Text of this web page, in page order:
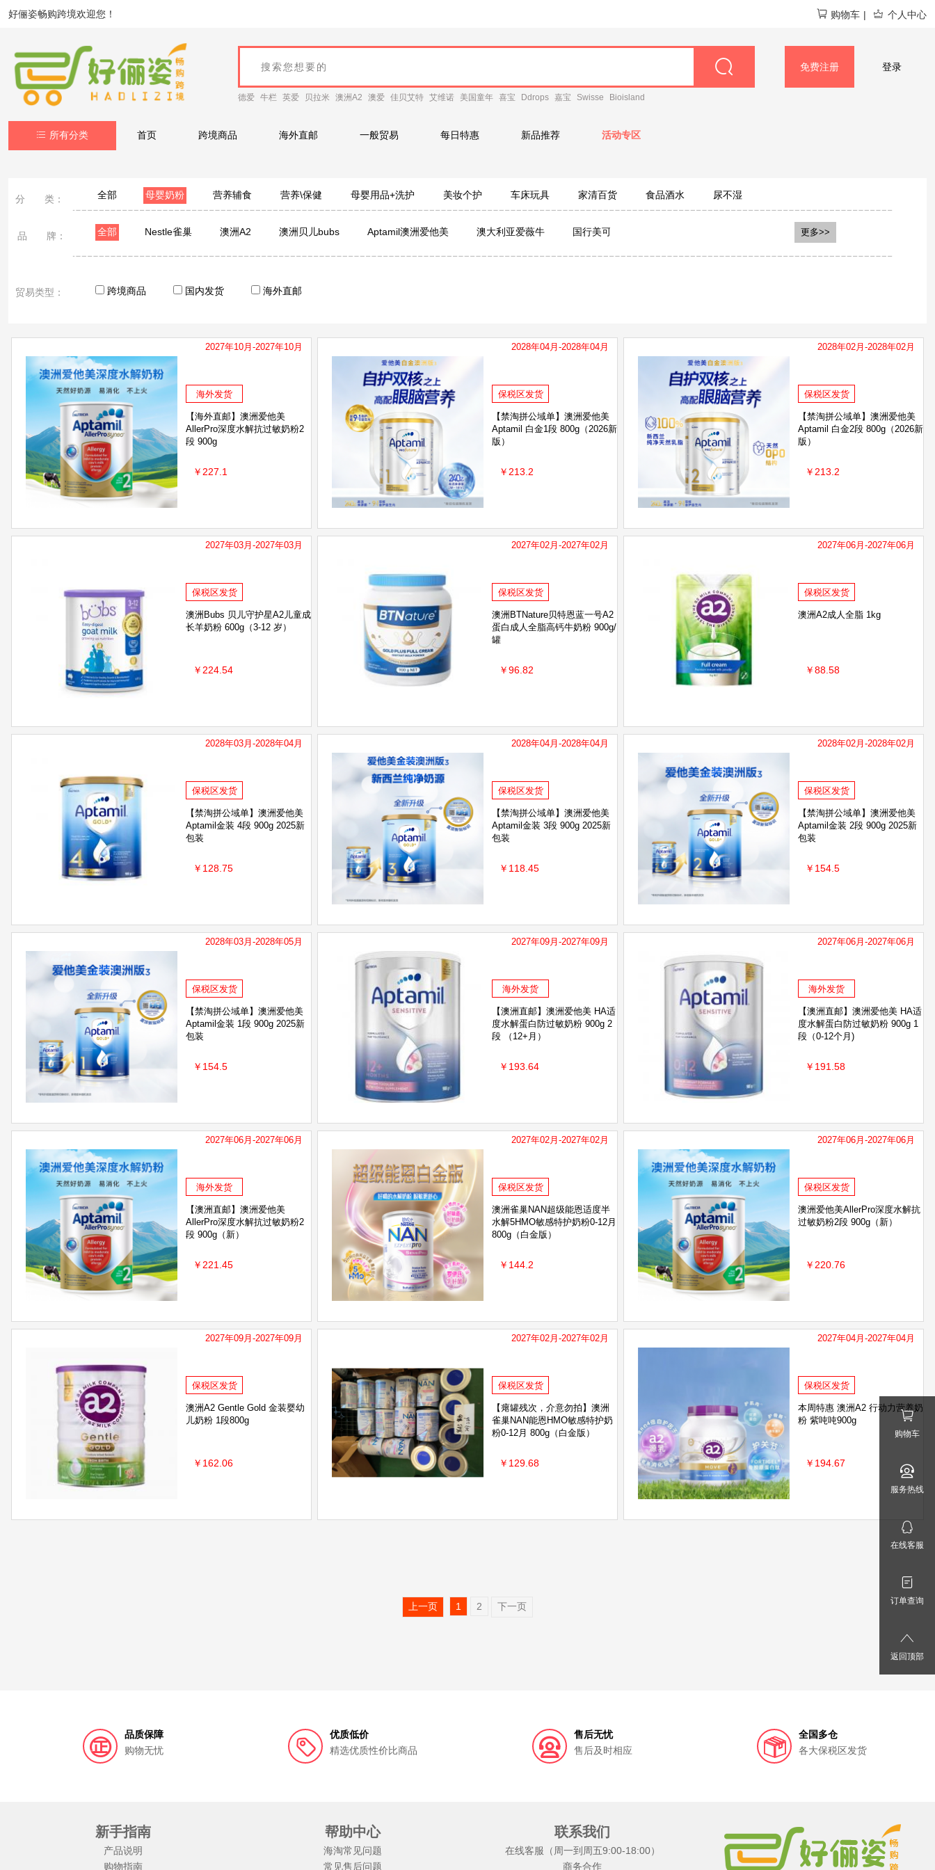
好俪姿畅购跨境欢迎您！ 购物车 | 个人中心
德爱 牛栏 英爱 贝拉米 澳洲A2 澳爱 佳贝艾特 艾维诺 美国童年 喜宝 Ddrops 嘉宝 Swisse Bioisland
免费注册 登录
所有分类 首页 跨境商品 海外直邮 一般贸易 每日特惠 新品推荐 活动专区
分 类： 全部 母婴奶粉 营养辅食 营养\保健 母婴用品+洗护 美妆个护 车床玩具 家清百货 食品酒水 尿不湿
品 牌： 全部 Nestle雀巢 澳洲A2 澳洲贝儿bubs Aptamil澳洲爱他美 澳大利亚爱薇牛 国行美可卓 更多>>
贸易类型： 跨境商品 国内发货 海外直邮
2027年10月-2027年10月
海外发货
【海外直邮】澳洲爱他美
AllerPro深度水解抗过敏奶粉2
段 900g
￥227.1
2028年04月-2028年04月
保税区发货
【禁淘拼公域单】澳洲爱他美
Aptamil 白金1段 800g（2026新
版）
￥213.2
2028年02月-2028年02月
保税区发货
【禁淘拼公域单】澳洲爱他美
Aptamil 白金2段 800g（2026新
版）
￥213.2
2027年03月-2027年03月
保税区发货
澳洲Bubs 贝儿守护星A2儿童成
长羊奶粉 600g（3-12 岁）
￥224.54
2027年02月-2027年02月
保税区发货
澳洲BTNature贝特恩蓝一号A2
蛋白成人全脂高钙牛奶粉 900g/
罐
￥96.82
2027年06月-2027年06月
保税区发货
澳洲A2成人全脂 1kg
￥88.58
2028年03月-2028年04月
保税区发货
【禁淘拼公域单】澳洲爱他美
Aptamil金装 4段 900g 2025新
包装
￥128.75
2028年04月-2028年04月
保税区发货
【禁淘拼公域单】澳洲爱他美
Aptamil金装 3段 900g 2025新
包装
￥118.45
2028年02月-2028年02月
保税区发货
【禁淘拼公域单】澳洲爱他美
Aptamil金装 2段 900g 2025新
包装
￥154.5
2028年03月-2028年05月
保税区发货
【禁淘拼公域单】澳洲爱他美
Aptamil金装 1段 900g 2025新
包装
￥154.5
2027年09月-2027年09月
海外发货
【澳洲直邮】澳洲爱他美 HA适
度水解蛋白防过敏奶粉 900g 2
段 （12+月）
￥193.64
2027年06月-2027年06月
海外发货
【澳洲直邮】澳洲爱他美 HA适
度水解蛋白防过敏奶粉 900g 1
段（0-12个月)
￥191.58
2027年06月-2027年06月
海外发货
【澳洲直邮】澳洲爱他美
AllerPro深度水解抗过敏奶粉2
段 900g（新）
￥221.45
2027年02月-2027年02月
保税区发货
澳洲雀巢NAN超级能恩适度半
水解5HMO敏感特护奶粉0-12月
800g（白金版）
￥144.2
2027年06月-2027年06月
保税区发货
澳洲爱他美AllerPro深度水解抗
过敏奶粉2段 900g（新）
￥220.76
2027年09月-2027年09月
保税区发货
澳洲A2 Gentle Gold 金装婴幼
儿奶粉 1段800g
￥162.06
2027年02月-2027年02月
保税区发货
【瘪罐残次，介意勿拍】澳洲
雀巢NAN能恩HMO敏感特护奶
粉0-12月 800g（白金版）
￥129.68
2027年04月-2027年04月
保税区发货
本周特惠 澳洲A2 行动力营养奶
粉 紫吨吨900g
￥194.67
上一页 1 2 下一页
品质保障
购物无忧
优质低价
精选优质性价比商品
售后无忧
售后及时相应
全国多仓
各大保税区发货
新手指南
产品说明
购物指南
帮助中心
海淘常见问题
常见售后问题
联系我们
在线客服（周一到周五9:00-18:00）
商务合作
购物车
服务热线
在线客服
订单查询
返回顶部